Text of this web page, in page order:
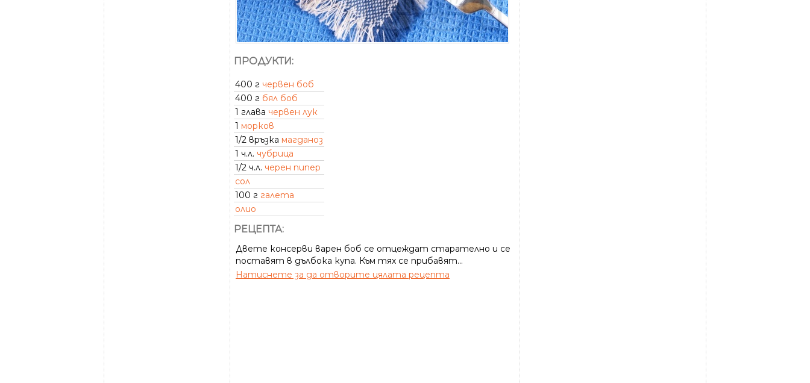
ПРОДУКТИ:
400 г червен боб
400 г бял боб
1 глава червен лук
1 морков
1/2 връзка магданоз
1 ч.л. чубрица
1/2 ч.л. черен пипер
сол
100 г галета
олио
РЕЦЕПТА:
Двете консерви варен боб се отцеждат старателно и се
поставят в дълбока купа. Към тях се прибавят...
Натиснете за да отворите цялата рецепта